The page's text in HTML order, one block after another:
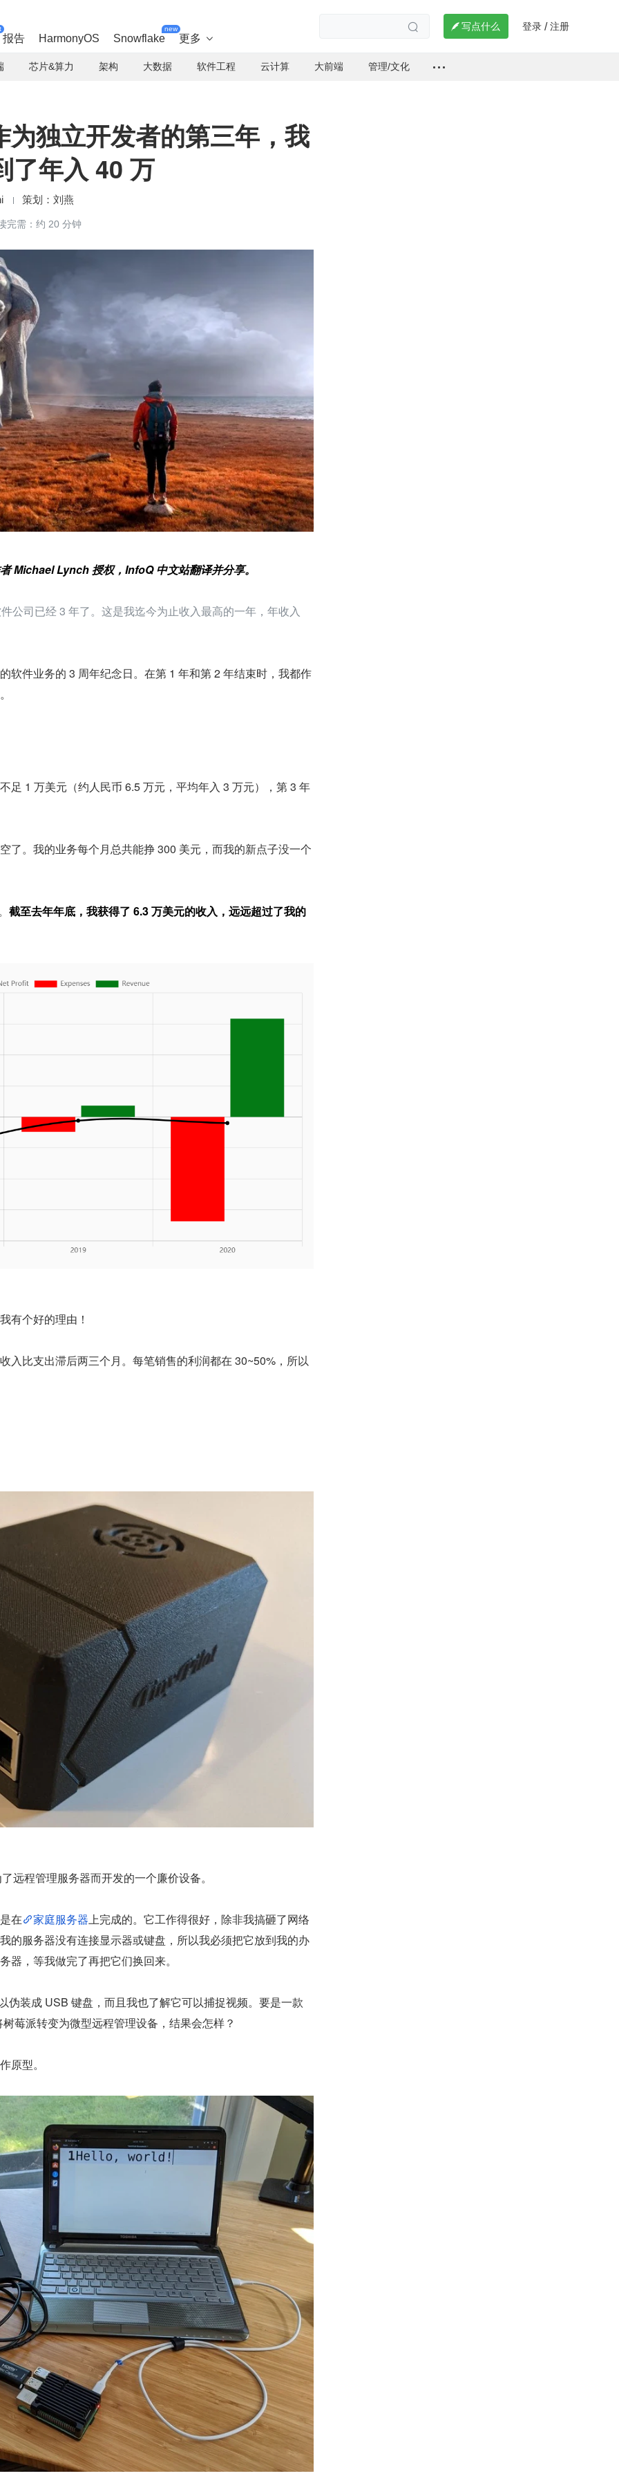
报告 HarmonyOS Snowflake
new
更多 
  写点什么 登录 / 注册
芯片&算力 架构 大数据 软件工程 云计算 大前端 管理/文化
独立开发者的第三年，我
了年入 40 万
刘燕
完需：约 20 分钟
Michael Lynch 授权，InfoQ 中文站翻译并分享。
公司已经 3 年了。这是我迄今为止收入最高的一年，年收入
软件业务的 3 周年纪念日。在第 1 年和第 2 年结束时，我都作
足 1 万美元（约人民币 6.5 万元，平均年入 3 万元），第 3 年
了。我的业务每个月总共能挣 300 美元，而我的新点子没一个
截至去年年底，我获得了 6.3 万美元的收入，远远超过了我的
有个好的理由！
入比支出滞后两三个月。每笔销售的利润都在 30~50%，所以
远程管理服务器而开发的一个廉价设备。
在 家庭服务器上完成的。它工作得很好，除非我搞砸了网络
的服务器没有连接显示器或键盘，所以我必须把它放到我的办
器，等我做完了再把它们换回来。
伪装成 USB 键盘，而且我也了解它可以捕捉视频。要是一款
莓派转变为微型远程管理设备，结果会怎样？
原型。